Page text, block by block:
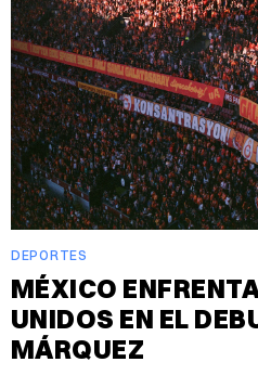
DEPORTES
MÉXICO
UNIDOS EN EL
MÁRQUEZ